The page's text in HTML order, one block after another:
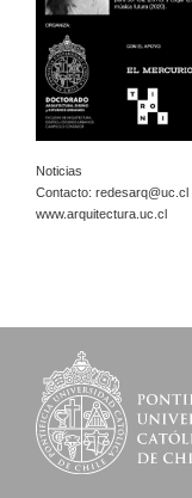
Noticias
Contacto: redesarq@uc.cl
www.arquitectura.uc.cl